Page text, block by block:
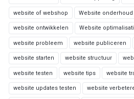
website of webshop Website onderhoud
website ontwikkelen Website
website probleem website publiceren
website starten website structuur
website testen website tips website
website updates testen website